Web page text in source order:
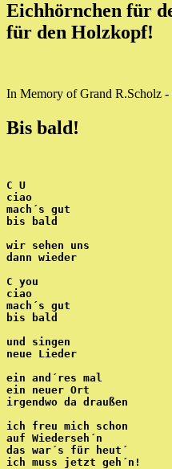
Eichhörnchen für
für den Holzkopf!
In Memory of Grand R.Scholz
Bis bald!
C U
ciao
mach´s gut
bis bald
wir sehen uns
dann wieder
C you
ciao
mach´s gut
bis bald
und singen
neue Lieder
ein and´res mal
ein neuer Ort
irgendwo da draußen
ich freu mich schon
auf Wiederseh´n
das war´s für heut´
ich muss jetzt geh´n!